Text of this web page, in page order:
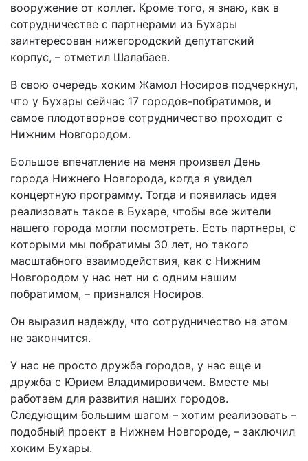
вооружение от коллег. Кроме того, я знаю, как в
сотрудничестве с партнерами из Бухары
заинтересован нижегородский депутатский
корпус, – отметил Шалабаев.
В свою очередь хоким Жамол Носиров подчеркнул,
что у Бухары сейчас 17 городов-побратимов, и
самое плодотворное сотрудничество проходит с
Нижним Новгородом.
Большое впечатление на меня произвел День
города Нижнего Новгорода, когда я увидел
концертную программу. Тогда и появилась идея
реализовать такое в Бухаре, чтобы все жители
нашего города могли посмотреть. Есть партнеры, с
которыми мы побратимы 30 лет, но такого
масштабного взаимодействия, как с Нижним
Новгородом у нас нет ни с одним нашим
побратимом, – признался Носиров.
Он выразил надежду, что сотрудничество на этом
не закончится.
У нас не просто дружба городов, у нас еще и
дружба с Юрием Владимировичем. Вместе мы
работаем для развития наших городов.
Следующим большим шагом – хотим реализовать –
подобный проект в Нижнем Новгороде, – заключил
хоким Бухары.